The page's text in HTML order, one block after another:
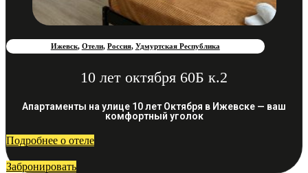
Ижевск, Отели, Россия, Удмуртская Республика
10 лет октября 60Б к.2
Апартаменты на улице 10 лет Октября в Ижевске — ваш
комфортный уголок
Подробнее о отеле
Забронировать